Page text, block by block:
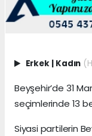
Erkek Kadın
Beyşehir’de 31
seçimlerinde 13
Siyasi partilerin